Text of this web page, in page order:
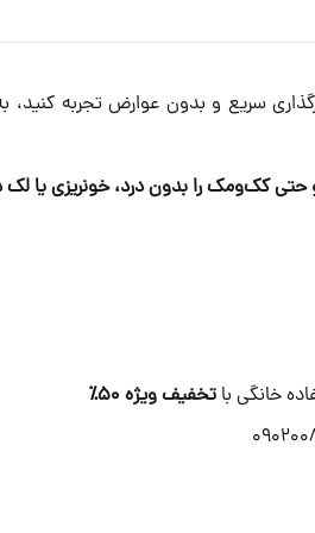
سریع و بدون عوارض تجربه
حتی کک‌ومک را بدون درد، خونریزی یا
خانگی با تخفیف ویژه ۵۰٪